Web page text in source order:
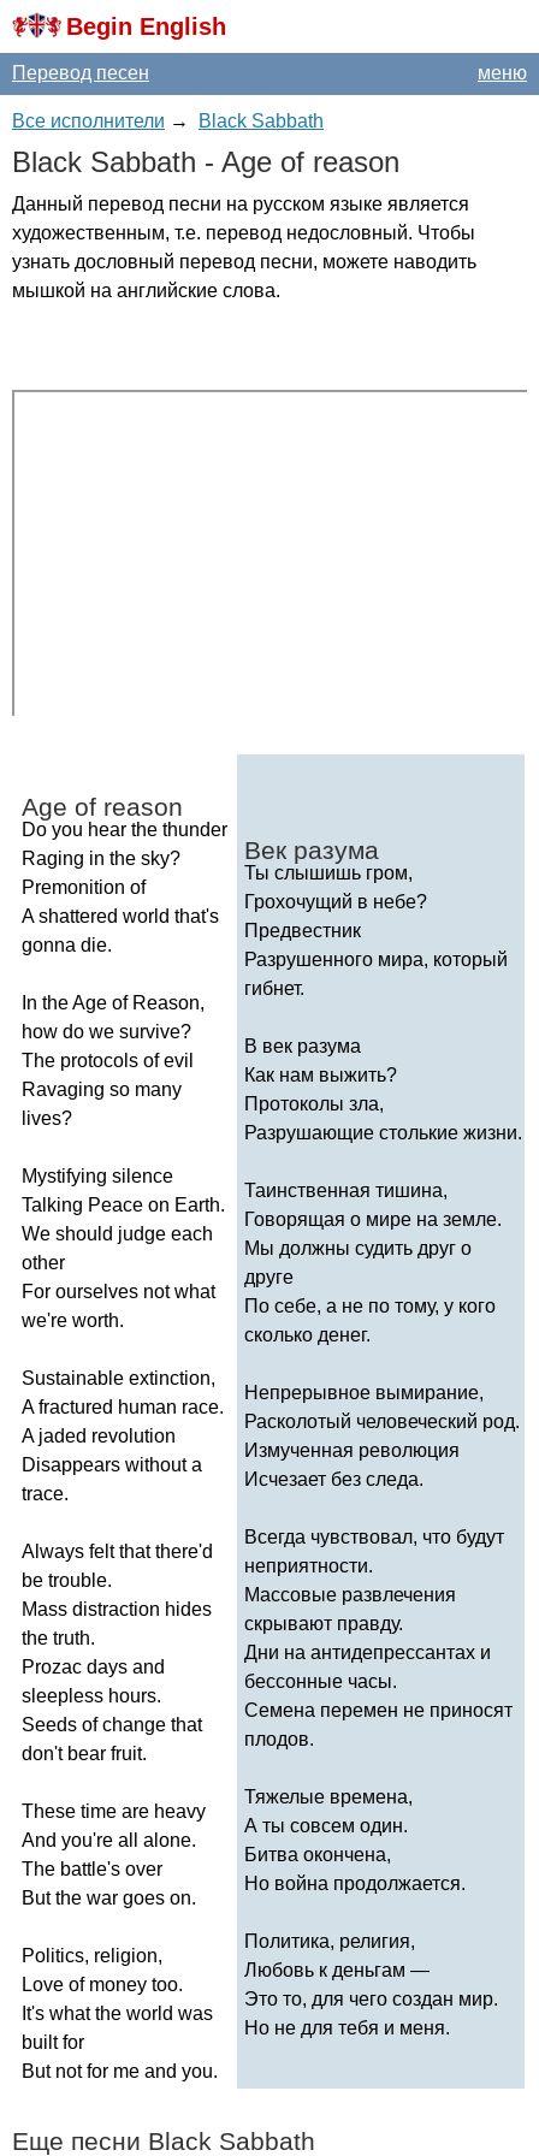
Begin English
меню
Перевод песен
Все исполнители → Black Sabbath
Black Sabbath - Age of reason
Данный перевод песни на русском языке является
художественным, т.е. перевод недословный. Чтобы
узнать дословный перевод песни, можете наводить
мышкой на английские слова.
Age of reason
Do you hear the thunder
Raging in the sky?
Premonition of
A shattered world that's
gonna die.
In theAge of Reason,
how do we survive?
The protocols of evil
Ravaging so many
lives?
Mystifying silence
Talking Peace on Earth.
We should judge each
other
For ourselves not what
we're worth.
Sustainable extinction,
A fractured human race.
A jaded revolution
Disappears without a
trace.
Always felt that there'd
be trouble.
Mass distraction hides
the truth.
Prozac days and
sleepless hours.
Seeds of change that
don't bear fruit.
These time are heavy
And you're all alone.
The battle's over
But the war goes on.
Politics, religion,
Love of money too.
It's what the world was
built for
But not for me and you.
Век разума
Ты слышишь гром,
Грохочущий в небе?
Предвестник
Разрушенного мира, который
гибнет.
В век разума
Как нам выжить?
Протоколы зла,
Разрушающие столькие жизни.
Таинственная тишина,
Говорящая о мире на земле.
Мы должны судить друг о
друге
По себе, а не по тому, у кого
сколько денег.
Непрерывное вымирание,
Расколотый человеческий род.
Измученная революция
Исчезает без следа.
Всегда чувствовал, что будут
неприятности.
Массовые развлечения
скрывают правду.
Дни на антидепрессантах и
бессонные часы.
Семена перемен не приносят
плодов.
Тяжелые времена,
А ты совсем один.
Битва окончена,
Но война продолжается.
Политика, религия,
Любовь к деньгам —
Это то, для чего создан мир.
Но не для тебя и меня.
Еще песни Black Sabbath